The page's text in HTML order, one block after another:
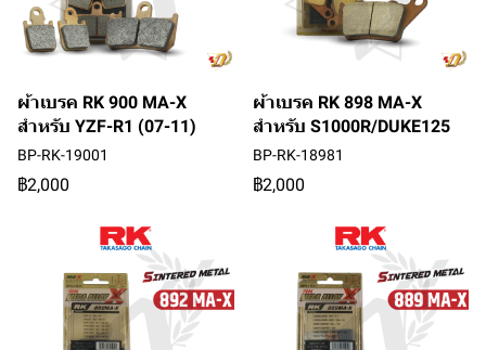
ผ้าเบรค RK 900 MA-X
สำหรับ YZF-R1 (07-11)
BP-RK-19001
฿2,000
ผ้าเบรค RK 898 MA-X
สำหรับ S1000R/DUKE125
BP-RK-18981
฿2,000